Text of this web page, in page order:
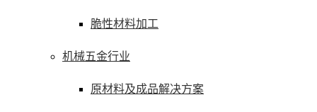
脆性材料加工
机械五金行业
原材料及成品解决方案